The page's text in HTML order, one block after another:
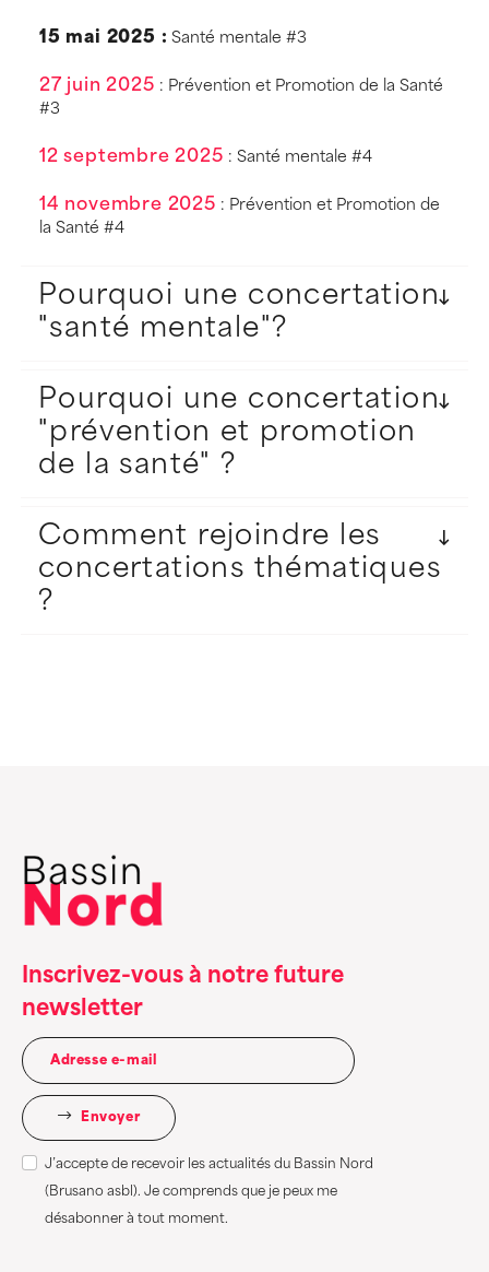
15 mai 2025 : Santé mentale #3
27 juin 2025 : Prévention et Promotion de la Santé
#3
12 septembre 2025 : Santé mentale #4
14 novembre 2025 : Prévention et Promotion de
la Santé #4
Pourquoi une concertation
"santé mentale"?
Pourquoi une concertation
"prévention et promotion
de la santé" ?
Comment rejoindre les
concertations thématiques
?
Inscrivez-vous à notre future
newsletter
Envoyer
J’accepte de recevoir les actualités du Bassin Nord
(Brusano asbl). Je comprends que je peux me
désabonner à tout moment.